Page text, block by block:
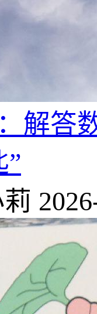
解答
”